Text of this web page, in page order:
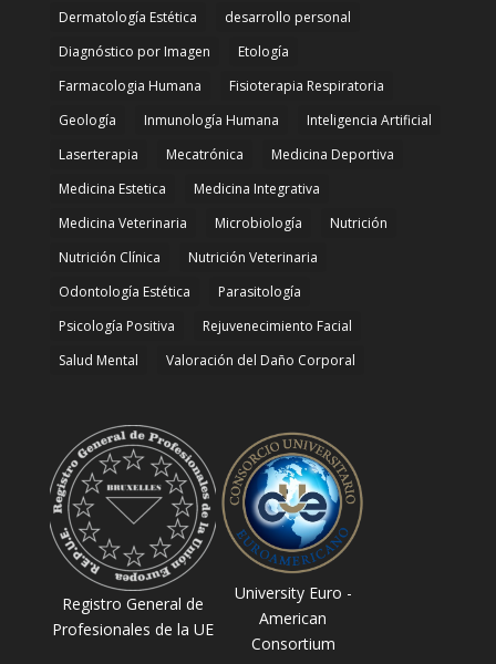
Dermatología Estética
desarrollo personal
Diagnóstico por Imagen
Etología
Farmacologia Humana
Fisioterapia Respiratoria
Geología
Inmunología Humana
Inteligencia Artificial
Laserterapia
Mecatrónica
Medicina Deportiva
Medicina Estetica
Medicina Integrativa
Medicina Veterinaria
Microbiología
Nutrición
Nutrición Clínica
Nutrición Veterinaria
Odontología Estética
Parasitología
Psicología Positiva
Rejuvenecimiento Facial
Salud Mental
Valoración del Daño Corporal
Registro General de
Profesionales de la UE
University Euro -
American
Consortium